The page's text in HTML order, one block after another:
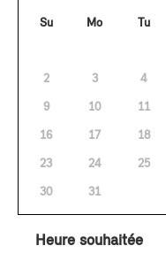
Su Mo Tu
2 3 4
9 10 11
16 17 18
23 24 25
30 31
Heure souhaitée